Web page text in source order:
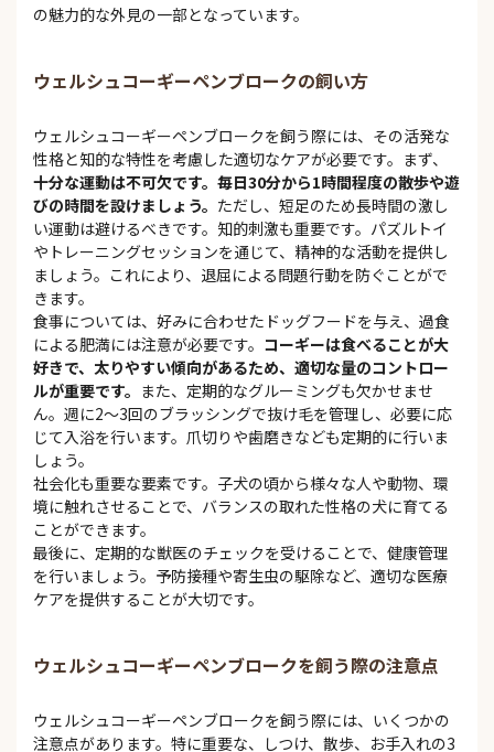
の魅力的な外見の一部となっています。
ウェルシュコーギーペンブロークの飼い方
ウェルシュコーギーペンブロークを飼う際には、その活発な
性格と知的な特性を考慮した適切なケアが必要です。まず、
十分な運動は不可欠です。毎日30分から1時間程度の散歩や遊
びの時間を設けましょう。 ただし、短足のため長時間の激し
い運動は避けるべきです。知的刺激も重要です。パズルトイ
やトレーニングセッションを通じて、精神的な活動を提供し
ましょう。これにより、退屈による問題行動を防ぐことがで
きます。
食事については、好みに合わせたドッグフードを与え、過食
による肥満には注意が必要です。 コーギーは食べることが大
好きで、太りやすい傾向があるため、適切な量のコントロー
ルが重要です。 また、定期的なグルーミングも欠かせませ
ん。週に2〜3回のブラッシングで抜け毛を管理し、必要に応
じて入浴を行います。爪切りや歯磨きなども定期的に行いま
しょう。
社会化も重要な要素です。子犬の頃から様々な人や動物、環
境に触れさせることで、バランスの取れた性格の犬に育てる
ことができます。
最後に、定期的な獣医のチェックを受けることで、健康管理
を行いましょう。予防接種や寄生虫の駆除など、適切な医療
ケアを提供することが大切です。
ウェルシュコーギーペンブロークを飼う際の注意点
ウェルシュコーギーペンブロークを飼う際には、いくつかの
注意点があります。特に重要な、しつけ、散歩、お手入れの3